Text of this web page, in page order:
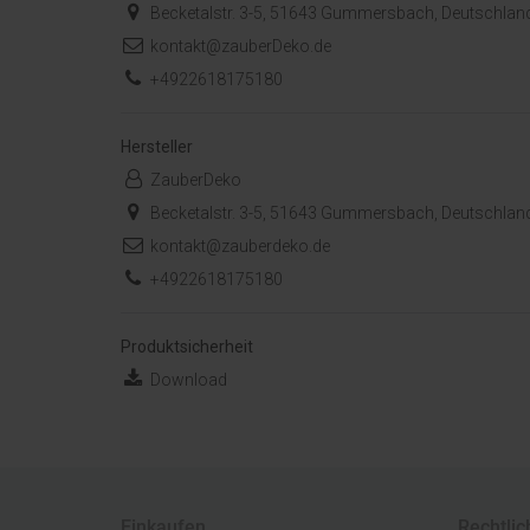
Becketalstr. 3-5, 51643 Gummersbach, Deutschland
kontakt@zauberDeko.de
+4922618175180
Hersteller
ZauberDeko
Becketalstr. 3-5, 51643 Gummersbach, Deutschland
kontakt@zauberdeko.de
+4922618175180
Produktsicherheit
Download